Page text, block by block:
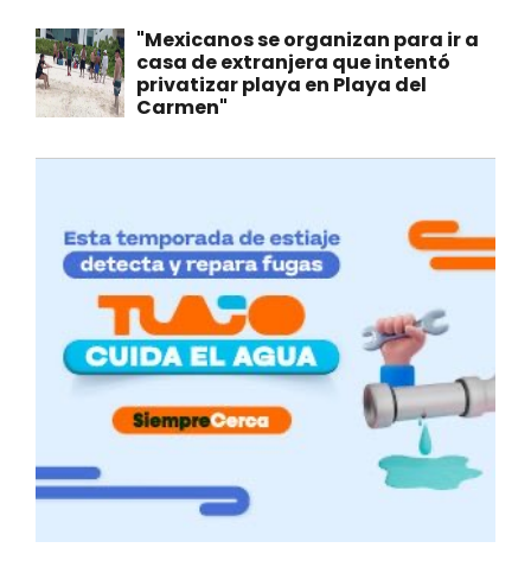
"Mexicanos se organizan para ir a
casa de extranjera que intentó
privatizar playa en Playa del
Carmen"